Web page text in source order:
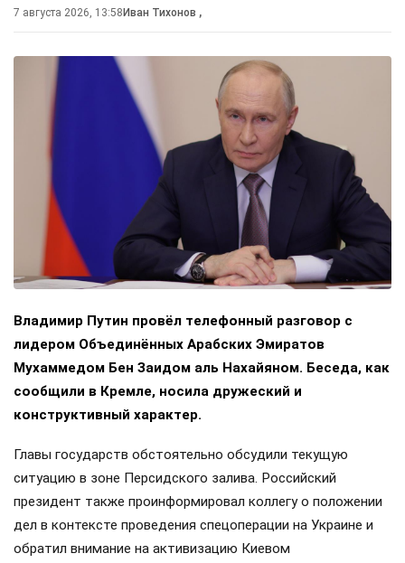
7 августа 2026, 13:58 Иван Тихонов ,
Владимир Путин провёл телефонный разговор с
лидером Объединённых Арабских Эмиратов
Мухаммедом Бен Заидом аль Нахайяном. Беседа, как
сообщили в Кремле, носила дружеский и
конструктивный характер.
Главы государств обстоятельно обсудили текущую
ситуацию в зоне Персидского залива. Российский
президент также проинформировал коллегу о положении
дел в контексте проведения спецоперации на Украине и
обратил внимание на активизацию Киевом